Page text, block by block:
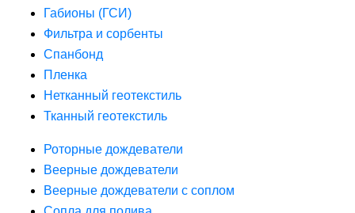
Габионы (ГСИ)
Фильтра и сорбенты
Спанбонд
Пленка
Нетканный геотекстиль
Тканный геотекстиль
Роторные дождеватели
Веерные дождеватели
Веерные дождеватели с соплом